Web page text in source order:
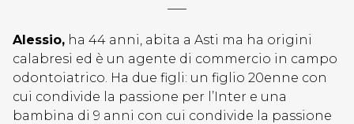
—–
Alessio, ha 44 anni, abita a Asti ma ha origini
calabresi ed è un agente di commercio in campo
odontoiatrico. Ha due figli: un figlio 20enne con
cui condivide la passione per l’Inter e una
bambina di 9 anni con cui condivide la passione